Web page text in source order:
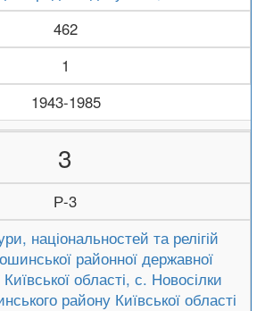
462
1
1943-1985
3
Р-3
національностей та релігій
районної державної
Київської області, с. Новосілки
району Київської області